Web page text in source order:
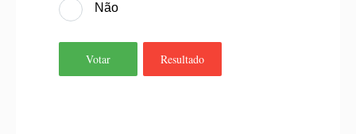
Não
Votar Resultado